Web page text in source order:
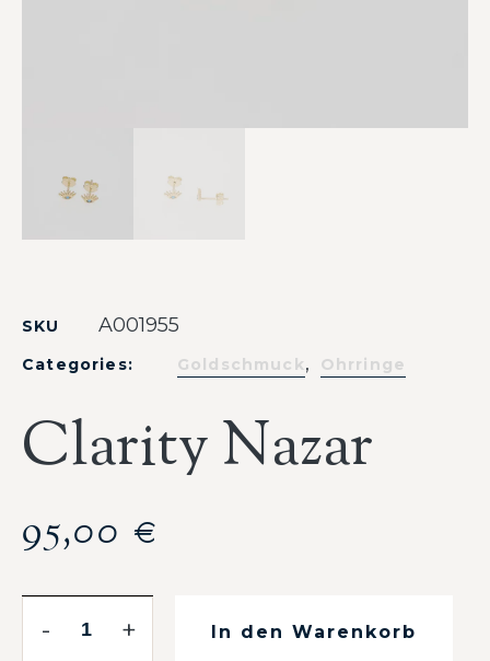
SKU A001955
Categories: Goldschmuck, Ohrringe
Clarity Nazar
95,00 €
- + In den Warenkorb